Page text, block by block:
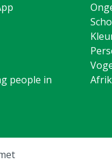
people in